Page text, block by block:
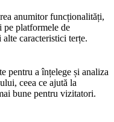
anumitor funcționalități,
pe platformele de
caracteristici terțe.
pentru a înțelege și analiza
ceea ce ajută la
bune pentru vizitatori.